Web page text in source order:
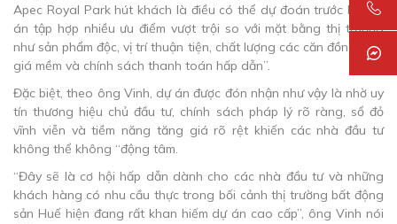
Apec Royal Park hút khách là điều có thể dự đoán trước bởi dự
án tập hợp nhiều ưu điểm vượt trội so với mặt bằng thị trường
như sản phẩm độc, vị trí thuận tiện, chất lượng các căn đồng đều,
giá mềm và chính sách thanh toán hấp dẫn”.
Đặc biệt, theo ông Vinh, dự án được đón nhận như vậy là nhờ uy
tín thương hiệu chủ đầu tư, chính sách pháp lý rõ ràng, sổ đỏ
vĩnh viễn và tiềm năng tăng giá rõ rệt khiến các nhà đầu tư
không thể không “động tâm.
“Đây sẽ là cơ hội hấp dẫn dành cho các nhà đầu tư và những
khách hàng có nhu cầu thực trong bối cảnh thị trường bất động
sản Huế hiện đang rất khan hiếm dự án cao cấp”, ông Vinh nói